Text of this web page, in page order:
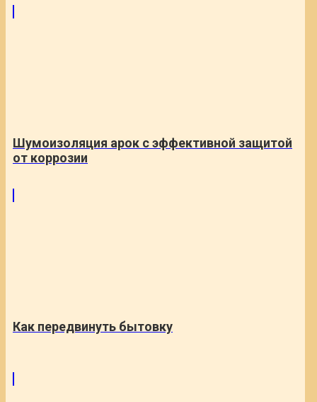
Шумоизоляция арок с эффективной защитой
от коррозии
Как передвинуть бытовку